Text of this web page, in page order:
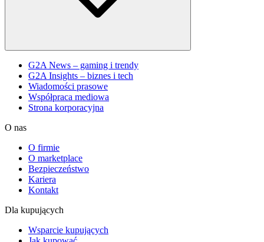
G2A News – gaming i trendy
G2A Insights – biznes i tech
Wiadomości prasowe
Współpraca mediowa
Strona korporacyjna
O nas
O firmie
O marketplace
Bezpieczeństwo
Kariera
Kontakt
Dla kupujących
Wsparcie kupujących